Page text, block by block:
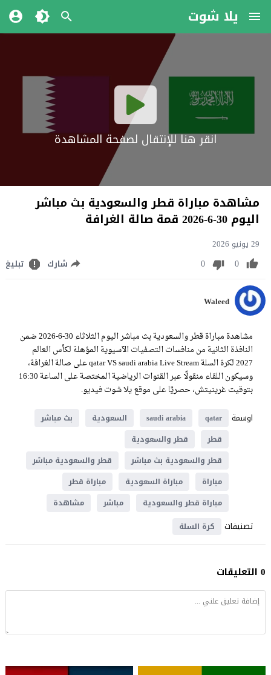
يلا شوت
انقر هنا للإنتقال لصفحة المشاهدة
مشاهدة مباراة قطر والسعودية بث مباشر
اليوم 30-6-2026 قمة صالة الغرافة
29 يونيو 2026
0
0 شارك تبليغ
Waleed
مشاهدة مباراة قطر والسعودية بث مباشر اليوم الثلاثاء 30-6-2026 ضمن
النافذة الثانية من منافسات التصفيات الآسيوية المؤهلة لكأس العالم
2027 لكرة السلة qatar VS saudi arabia Live Stream على صالة الغرافة،
وسيكون اللقاء منقولًا عبر القنوات الرياضية المختصة على الساعة 16:30
بتوقيت غرينيتش، حصريًا على موقع يلا شوت فيديو.
اوسمة
qatar
saudi arabia السعودية
بث مباشر
قطر
قطر والسعودية
قطر والسعودية بث مباشر
قطر والسعودية مباشر
مباراة
مباراة السعودية
مباراة قطر
مباراة قطر والسعودية
مباشر مشاهدة
تصنيفات كرة السلة
0 التعليقات